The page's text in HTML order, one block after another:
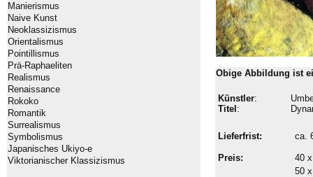
Manierismus
Naive Kunst
Neoklassizismus
Orientalismus
Pointillismus
Prä-Raphaeliten
Realismus
Renaissance
Rokoko
Romantik
Surrealismus
Symbolismus
Japanisches Ukiyo-e
Viktorianischer Klassizismus
Obige Abbildung ist
Künstler:
Titel :
Lieferfrist: ca.
Preis:
40
50